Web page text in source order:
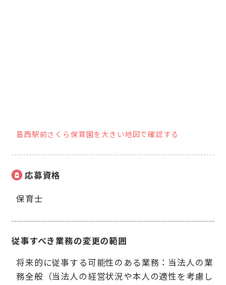
葛西駅前さくら保育園を大きい地図で確認する
応募資格
保育士
従事すべき業務の変更の範囲
将来的に従事する可能性のある業務：当法人の業
務全般（当法人の経営状況や本人の適性を考慮し